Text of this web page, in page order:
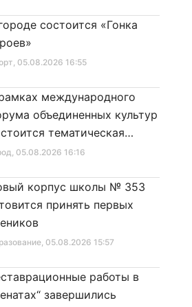
, 05.08.2026 16:55
состоится «Гонка
, 05.08.2026 16:16
международного
объединенных культур
тематическая
, 05.08.2026 15:57
корпус школы № 353
принять первых
работы в
завершились